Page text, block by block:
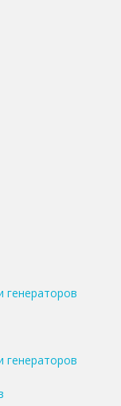
генераторов
генераторов